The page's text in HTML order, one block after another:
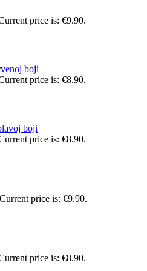
price is: €9.90.
boji
price is: €8.90.
boji
price is: €8.90.
Current price is: €9.90.
price is: €8.90.